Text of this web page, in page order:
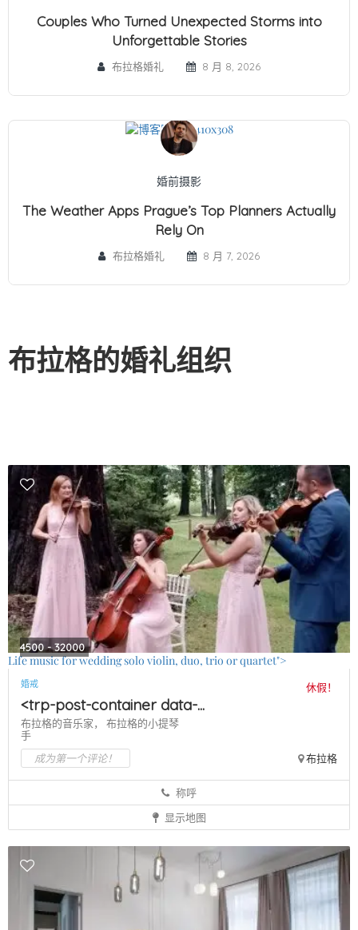
Couples Who Turned Unexpected Storms into
Unforgettable Stories
布拉格婚礼 8 月 8, 2026
婚前摄影
The Weather Apps Prague’s Top Planners Actually
Rely On
布拉格婚礼 8 月 7, 2026
布拉格的婚礼组织
4500 - 32000
Life music for wedding solo violin, duo, trio or quartet">
婚戒 休假！
<trp-post-container data-...
布拉格的音乐家， 布拉格的小提琴
手
成为第一个评论！ 布拉格
称呼
显示地图